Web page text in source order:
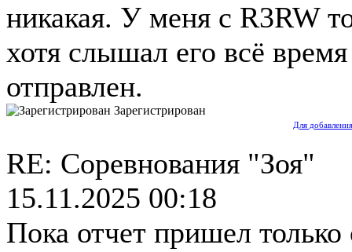
никакая. У меня с R3RW
хотя слышал его всё
отправлен.
Зарегистрирован
Для
RE: Соревнования "Зоя"
15.11.2025 00:18
Пока отчет пришел только